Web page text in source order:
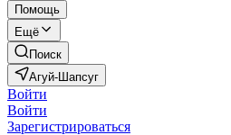
Помощь
Ещё
Поиск
Агуй-Шапсуг
Войти
Войти
Зарегистрироваться